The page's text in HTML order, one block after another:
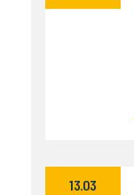
13.03